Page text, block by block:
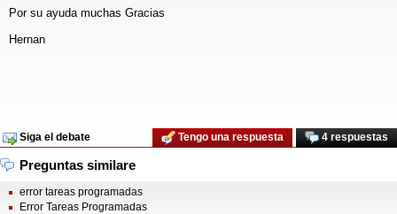
Por su ayuda muchas Gracias
Hernan
Siga el debate 4 respuestas
Tengo una respuesta
Preguntas similare
error tareas programadas
Error Tareas Programadas